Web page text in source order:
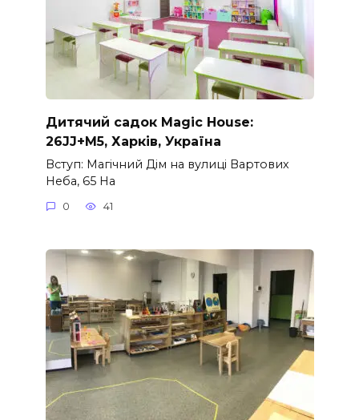
Дитячий садок Magic House:
26JJ+M5, Харків, Україна
Вступ: Магічний Дім на вулиці Вартових
Неба, 65 На
0 41